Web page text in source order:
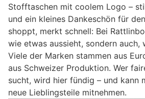
Stofftaschen mit coolem Logo –
und ein kleines Dankeschön für
shoppt, merkt schnell: Bei
wie etwas aussieht, sondern auch,
Viele der Marken stammen aus
aus Schweizer Produktion. Wer
sucht, wird hier fündig – und kann
neue Lieblingsteile mitnehmen.